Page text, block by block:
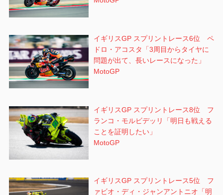
イギリスGP スプリントレース6位 ペ
ドロ・アコスタ「3周目からタイヤに
問題が出て、長いレースになった」
MotoGP
イギリスGP スプリントレース8位 フ
ランコ・モルビデッリ「明日も戦える
ことを証明したい」
MotoGP
イギリスGP スプリントレース5位 フ
ァビオ・ディ・ジャンアントニオ「明